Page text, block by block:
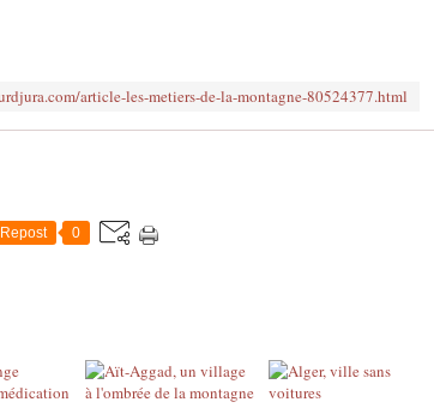
article-les-metiers-de-la-montagne-80524377.html
Repost 0